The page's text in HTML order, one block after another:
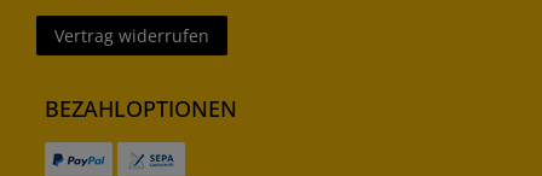
Vertrag widerrufen
BEZAHLOPTIONEN